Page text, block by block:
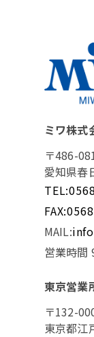
ミワ株式
〒486-
愛知県春
MAIL:
営業時間
東京営業
〒132-
東京都江